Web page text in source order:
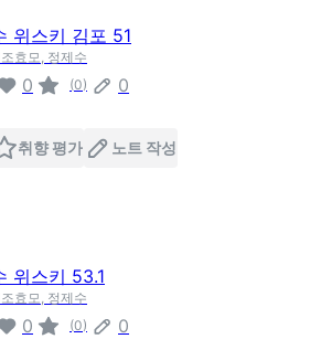
위스키 김포 51
효모, 정제수
0 (0) 0
취향 평가 노트 작성
위스키 53.1
효모, 정제수
0 (0) 0